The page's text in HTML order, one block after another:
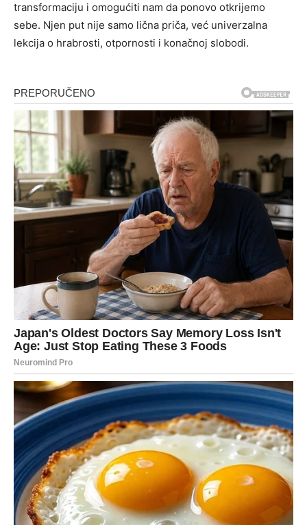
transformaciju i omogućiti nam da ponovo otkrijemo
sebe. Njen put nije samo lična priča, već univerzalna
lekcija o hrabrosti, otpornosti i konačnoj slobodi.